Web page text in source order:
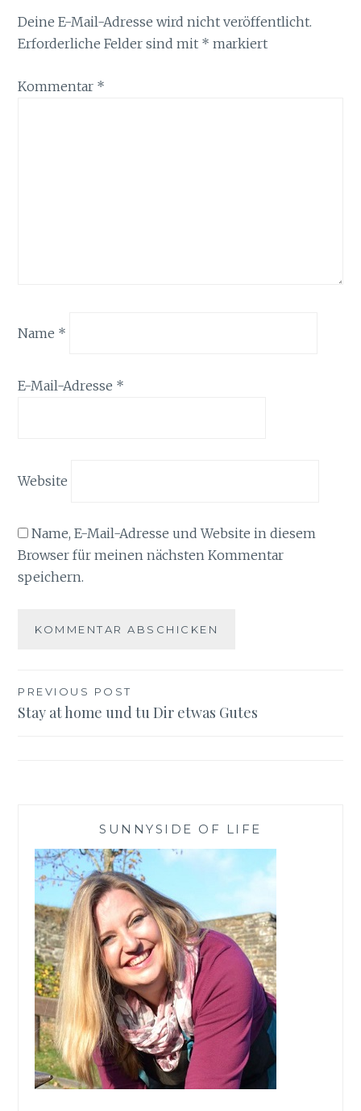
Deine E-Mail-Adresse wird nicht veröffentlicht.
Erforderliche Felder sind mit * markiert
Kommentar *
Name *
E-Mail-Adresse *
Website
Name, E-Mail-Adresse und Website in diesem
Browser für meinen nächsten Kommentar
speichern.
Beitragsnavigation
PREVIOUS POST
Stay at home und tu Dir etwas Gutes
SUNNYSIDE OF LIFE